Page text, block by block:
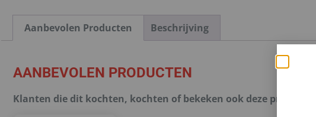
Aanbevolen Producten Beschrijving
AANBEVOLEN PRODUCTEN
Klanten die dit kochten, kochten of bekeken ook deze producten.